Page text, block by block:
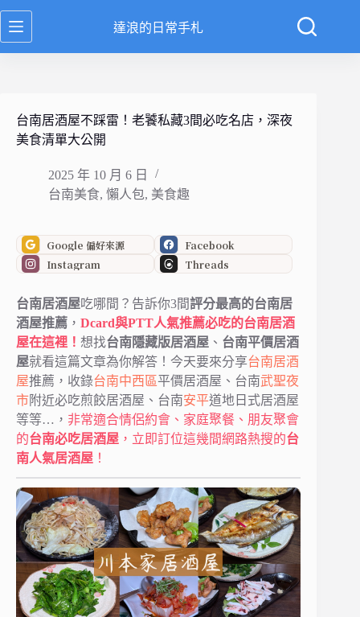
跳
至
達浪的日常手札
台南居酒屋不踩雷！老饕私藏3間必吃名店，深夜
美食清單大公開
2025 年 10 月 6 日
台南美食, 懶人包, 美食趣
Google 偏好來源
Facebook
Instagram
Threads
台南居酒屋吃哪間？告訴你3間評分最高的台南居
酒屋推薦 ， Dcard與PTT人氣推薦必吃的台南居酒
屋在這裡！ 想找台南隱藏版居酒屋 、 台南平價居酒
屋就看這篇文章為你解答！今天要來分享台南居酒
屋推薦，收錄台南中西區平價居酒屋、台南武聖夜
市附近必吃煎餃居酒屋、台南安平道地日式居酒屋
等等…， 非常適合情侶約會、家庭聚餐、朋友聚會
的台南必吃居酒屋 ，立即訂位這幾間網路熱搜的台
南人氣居酒屋 ！